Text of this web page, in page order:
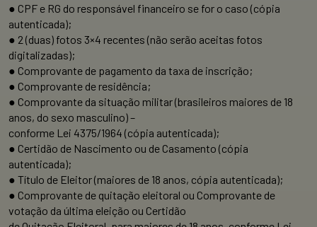
● CPF e RG do responsável financeiro se for o caso (cópia
autenticada);
● 2 (duas) fotos 3×4 recentes (não serão aceitas fotos
digitalizadas);
● Comprovante de pagamento da taxa de inscrição;
● Comprovante de residência;
● Comprovante da situação militar (brasileiros maiores de 18
anos, do sexo masculino) –
conforme Lei 4375/1964 (cópia autenticada);
● Certidão de Nascimento ou de Casamento (cópia
autenticada);
● Título de Eleitor (maiores de 18 anos, cópia autenticada);
● Comprovante de quitação eleitoral ou Comprovante de
votação da última eleição ou Certidão